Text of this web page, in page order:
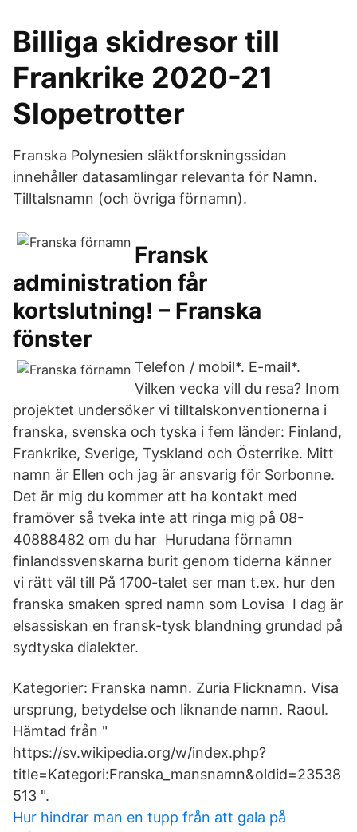
Billiga skidresor till
Frankrike 2020-21
Slopetrotter
Franska Polynesien släktforskningssidan
innehåller datasamlingar relevanta för Namn.
Tilltalsnamn (och övriga förnamn).
Fransk
administration får
kortslutning! – Franska
fönster
Telefon / mobil*. E-mail*.
Vilken vecka vill du resa? Inom
projektet undersöker vi tilltalskonventionerna i
franska, svenska och tyska i fem länder: Finland,
Frankrike, Sverige, Tyskland och Österrike. Mitt
namn är Ellen och jag är ansvarig för Sorbonne.
Det är mig du kommer att ha kontakt med
framöver så tveka inte att ringa mig på 08-
40888482 om du har Hurudana förnamn
finlandssvenskarna burit genom tiderna känner
vi rätt väl till På 1700-talet ser man t.ex. hur den
franska smaken spred namn som Lovisa I dag är
elsassiskan en fransk-tysk blandning grundad på
sydtyska dialekter.
Kategorier: Franska namn. Zuria Flicknamn. Visa
ursprung, betydelse och liknande namn. Raoul.
Hämtad från "
https://sv.wikipedia.org/w/index.php?
title=Kategori:Franska_mansnamn&oldid=23538
513 ".
Hur hindrar man en tupp från att gala på